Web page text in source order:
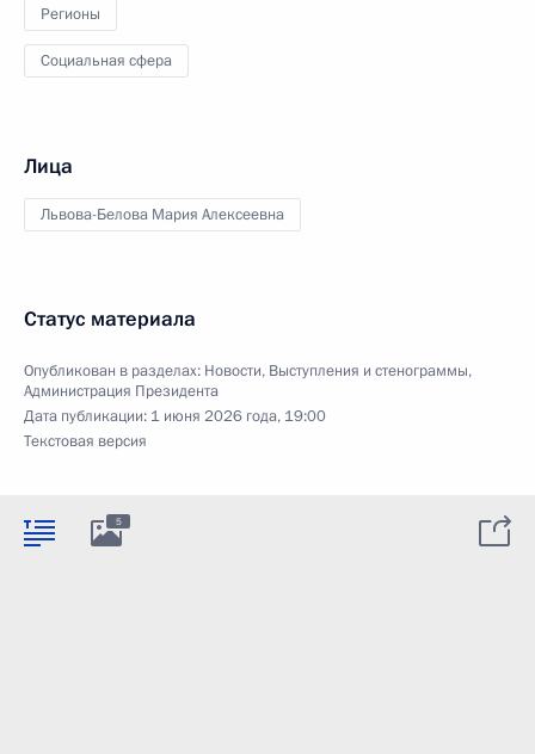
Регионы
Социальная сфера
Лица
Львова-Белова Мария Алексеевна
Статус материала
Опубликован в разделах: Новости, Выступления и стенограммы,
Администрация Президента
Дата публикации: 1 июня 2026 года, 19:00
Текстовая версия
5